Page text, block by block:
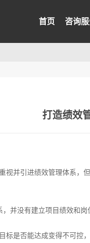
首页 咨询
打造绩效
并引进绩效管理体系，
并没有建立项目绩效和
是否能达成变得不可控